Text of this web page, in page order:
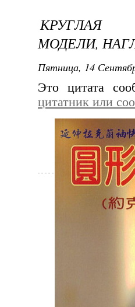
КРУГЛАЯ
МОДЕЛИ,
Пятница, 14
Это цитата
цитатник или